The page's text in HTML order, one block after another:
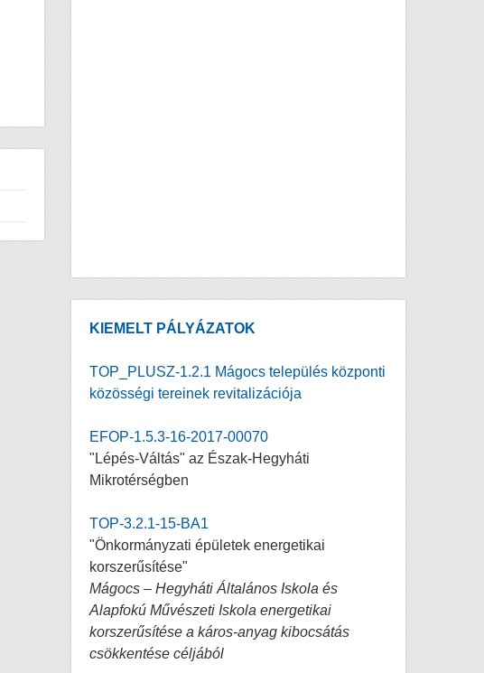
KIEMELT PÁLYÁZATOK
TOP_PLUSZ-1.2.1 Mágocs település központi
közösségi tereinek revitalizációja
EFOP-1.5.3-16-2017-00070
"Lépés-Váltás" az Észak-Hegyháti
Mikrotérségben
TOP-3.2.1-15-BA1
"Önkormányzati épületek energetikai
korszerűsítése"
Mágocs – Hegyháti Általános Iskola és
Alapfokú Művészeti Iskola energetikai
korszerűsítése a káros-anyag kibocsátás
csökkentése céljából